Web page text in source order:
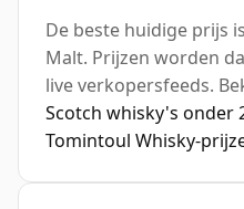
De beste huidige prijs
Malt. Prijzen worden
live verkopersfeeds.
Scotch whisky's onder
Tomintoul Whisky-